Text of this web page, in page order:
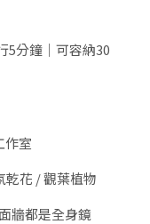
5分鐘｜可容納30
作室
乾花 / 觀葉植物
牆都是全身鏡